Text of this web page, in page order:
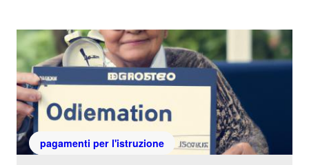
pagamenti per l'istruzione